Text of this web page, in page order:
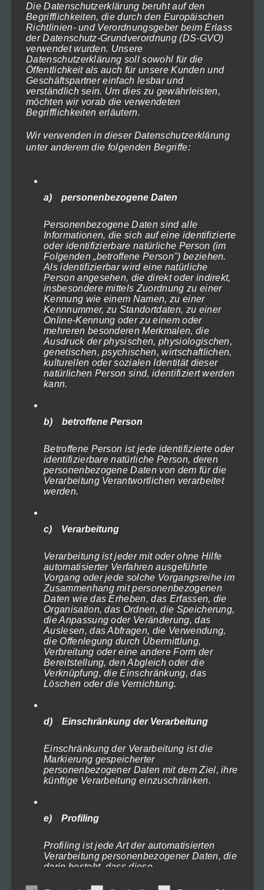
sächsische Schweiz-Bastei-2018-531
119,00€ – 1.199,00
bis
1.199,00€
Ausführung wählen
Varianten
auf.
Die
Optionen
können
auf
der
Produktseite
gewählt
Kieler-Woche-2015-563
119,00 € – 1.199,00€Preisspanne:
119,00€
bis
1.199,00€
(inkl. MwSt)
Ausführung wählen
Produkt
weist
Varianten
Optionen
können
Produktseite
gewählt
werden
Warenkorb
Es befinden sich keine Produkte im Warenkorb.
Euro (€) - EUR
Produktkategorien
×
Deutschland
Fotografie & Infos
Euren Termin buchen
Warum sind wir anders?
Willkommen
Hochzeitsfotos
Glamour
Beautyporträts
Porträts speciale
Dark Angels
Eure Iris-Fotos
Baby & Babybauch
Akt & Erotik
Die Datenschutzerklärung beruht auf den
Begrifflichkeiten, die durch den Europäischen
Richtlinien- und Verordnungsgeber beim Erlass
der Datenschutz-Grundverordnung (DS-GVO)
verwendet wurden. Unsere
Datenschutzerklärung soll sowohl für die
Öffentlichkeit als auch für unsere Kunden und
Geschäftspartner einfach lesbar und
verständlich sein. Um dies zu gewährleisten,
möchten wir vorab die verwendeten
Begrifflichkeiten erläutern.
Wir verwenden in dieser Datenschutzerklärung
unter anderem die folgenden Begriffe:
a) personenbezogene Daten
Personenbezogene Daten sind alle
Informationen, die sich auf eine identifizierte
oder identifizierbare natürliche Person (im
Folgenden „betroffene Person") beziehen.
Als identifizierbar wird eine natürliche
Person angesehen, die direkt oder indirekt,
insbesondere mittels Zuordnung zu einer
Kennung wie einem Namen, zu einer
Kennnummer, zu Standortdaten, zu einer
Online-Kennung oder zu einem oder
mehreren besonderen Merkmalen, die
Ausdruck der physischen, physiologischen,
genetischen, psychischen, wirtschaftlichen,
kulturellen oder sozialen Identität dieser
natürlichen Person sind, identifiziert werden
kann.
b) betroffene Person
Betroffene Person ist jede identifizierte oder
identifizierbare natürliche Person, deren
personenbezogene Daten von dem für die
Verarbeitung Verantwortlichen verarbeitet
werden.
c) Verarbeitung
Verarbeitung ist jeder mit oder ohne Hilfe
automatisierter Verfahren ausgeführte
Vorgang oder jede solche Vorgangsreihe im
Zusammenhang mit personenbezogenen
Daten wie das Erheben, das Erfassen, die
Organisation, das Ordnen, die Speicherung,
die Anpassung oder Veränderung, das
Auslesen, das Abfragen, die Verwendung,
die Offenlegung durch Übermittlung,
Verbreitung oder eine andere Form der
Bereitstellung, den Abgleich oder die
Verknüpfung, die Einschränkung, das
Löschen oder die Vernichtung.
d) Einschränkung der Verarbeitung
Einschränkung der Verarbeitung ist die
Markierung gespeicherter
personenbezogener Daten mit dem Ziel, ihre
künftige Verarbeitung einzuschränken.
e) Profiling
Profiling ist jede Art der automatisierten
Verarbeitung personenbezogener Daten, die
darin besteht, dass diese
werden, um bestimmte persönliche Aspekte,